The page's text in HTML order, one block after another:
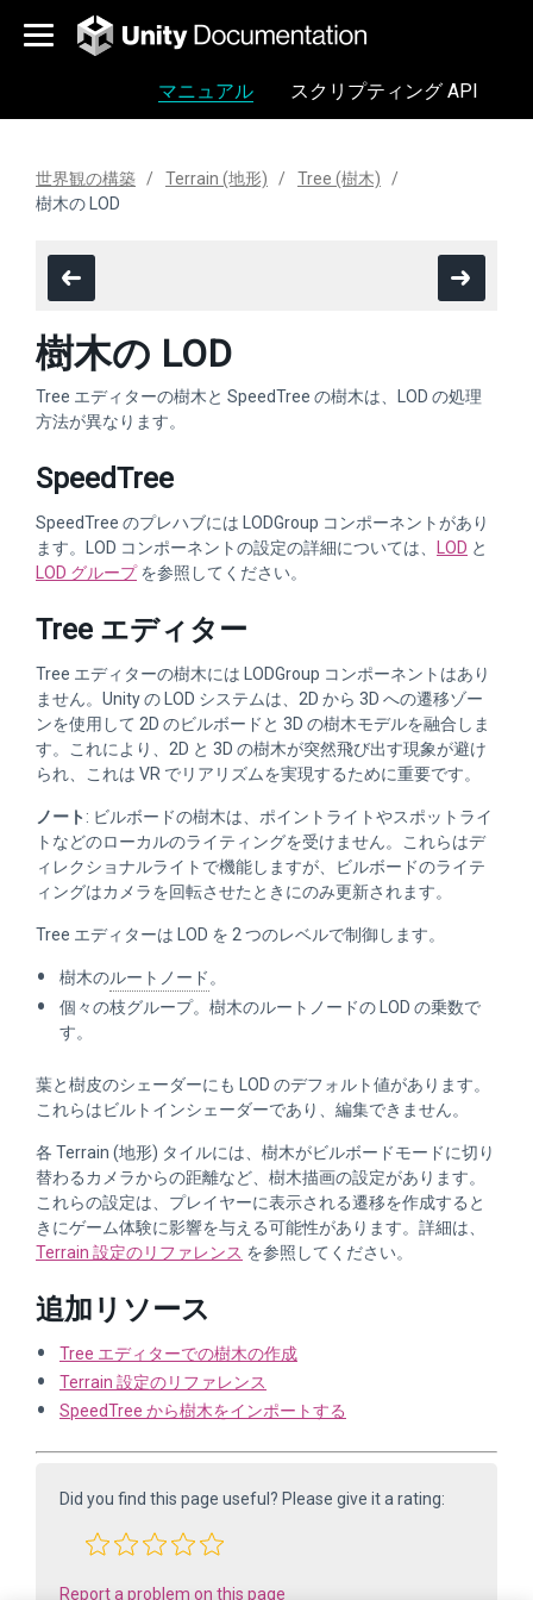
マニュアル スクリプティング API
世界観の構築 Terrain (地形)
Tree (樹木)
樹木の LOD
樹木の LOD
Tree エディターの樹木と SpeedTree の樹木は、LOD の処理
方法が異なります。
SpeedTree
SpeedTree のプレハブには LODGroup コンポーネントがあり
ます。LOD コンポーネントの設定の詳細については、
LOD と
LOD グループを参照してください。
Tree エディター
Tree エディターの樹木には LODGroup コンポーネントはあり
ません。Unity の LOD システムは、2D から 3D への遷移ゾー
ンを使用して 2D のビルボードと 3D の樹木モデルを融合しま
す。これにより、2D と 3D の樹木が突然飛び出す現象が避け
られ、これは VR でリアリズムを実現するために重要です。
ノート : ビルボードの樹木は、ポイントライトやスポットライ
トなどのローカルのライティングを受けません。これらはデ
ィレクショナルライトで機能しますが、ビルボードのライテ
ィングはカメラを回転させたときにのみ更新されます。
Tree エディターは LOD を 2 つのレベルで制御します。
樹木のルートノード 。
個々の枝グループ。樹木のルートノードの LOD の乗数で
す。
葉と樹皮のシェーダーにも LOD のデフォルト値があります。
これらはビルトインシェーダーであり、編集できません。
各 Terrain (地形) タイルには、樹木がビルボードモードに切り
替わるカメラからの距離など、樹木描画の設定があります。
これらの設定は、プレイヤーに表示される遷移を作成すると
きにゲーム体験に影響を与える可能性があります。詳細は、
Terrain 設定のリファレンス を参照してください。
追加リソース
Tree エディターでの樹木の作成
Terrain 設定のリファレンス
SpeedTree から樹木をインポートする
Did you find this page useful? Please give it a rating:
Report a problem on this page